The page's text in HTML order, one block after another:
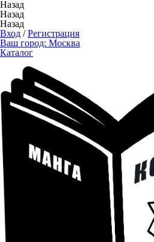
Назад
Назад
Назад
Вход /Регистрация
Ваш город: Москва
Каталог